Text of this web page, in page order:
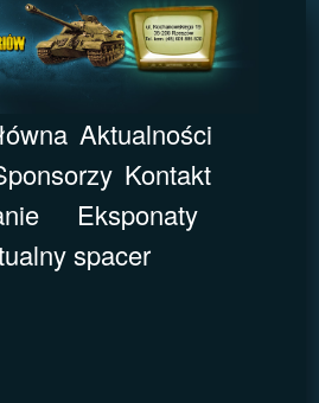
Aktualności
Kontakt
Eksponaty
spacer